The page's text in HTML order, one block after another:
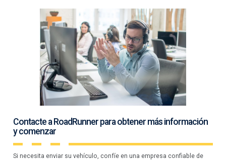
Contacte a RoadRunner para obtener más información
y comenzar
Si necesita enviar su vehículo, confíe en una empresa confiable de